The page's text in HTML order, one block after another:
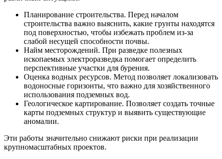
Планирование строительства. Перед началом
строительства важно выяснить, какие грунты находятся
под поверхностью, чтобы избежать проблем из-за
слабой несущей способности почвы.
Найм месторождений. При разведке полезных
ископаемых электроразведка помогает определить
перспективные участки для бурения.
Оценка водных ресурсов. Метод позволяет локализовать
водоносные горизонты, что важно для хозяйственного
использования подземных вод.
Геологическое картирование. Позволяет создать точные
карты подземных структур и выявить существующие
аномалии.
Эти работы значительно снижают риски при реализации
крупномасштабных проектов.